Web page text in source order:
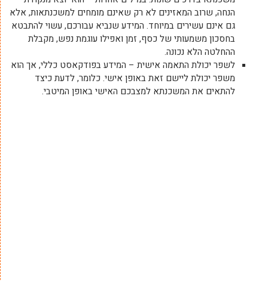
הנחה, שרוב המאזינים לא רק שאינם מומחים למשכנתאות, אלא
גם אינם עשירים במיוחד. המידע שנביא עבורכם, עשוי להתבטא
בחסכון משמעותי של כסף, זמן ואפילו עוגמת נפש, מקבלת
ההחלטה הלא נכונה.
לשפר יכולת התאמה אישית – המידע בפודקאסט כללי, אך הוא
משפר יכולת ליישם זאת באופן אישי. כלומר, לדעת כיצד
להתאים את המשכנתא למצבכם האישי באופן המיטבי.